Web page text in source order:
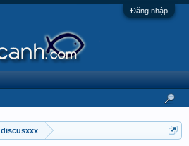
Đăng nhập
discusxxx